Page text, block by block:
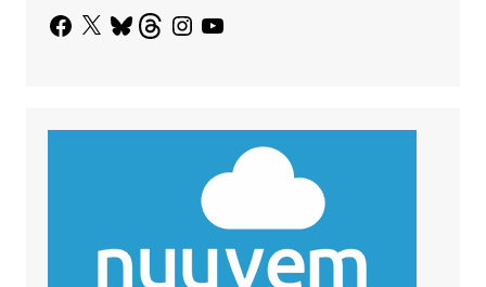
Facebook
X BlueskyThreadsInstagram
YouTube